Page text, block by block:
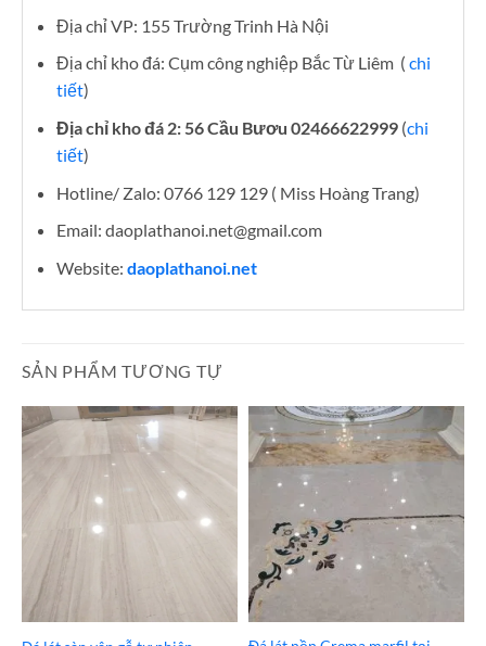
Địa chỉ VP: 155 Trường Trinh Hà Nội
Địa chỉ kho đá: Cụm công nghiệp Bắc Từ Liêm ( chi
tiết)
Địa chỉ kho đá 2: 56 Cầu Bươu 02466622999(chi
tiết)
Hotline/ Zalo: 0766 129 129 ( Miss Hoàng Trang)
Email: daoplathanoi.net@gmail.com
Website: daoplathanoi.net
SẢN PHẨM TƯƠNG TỰ